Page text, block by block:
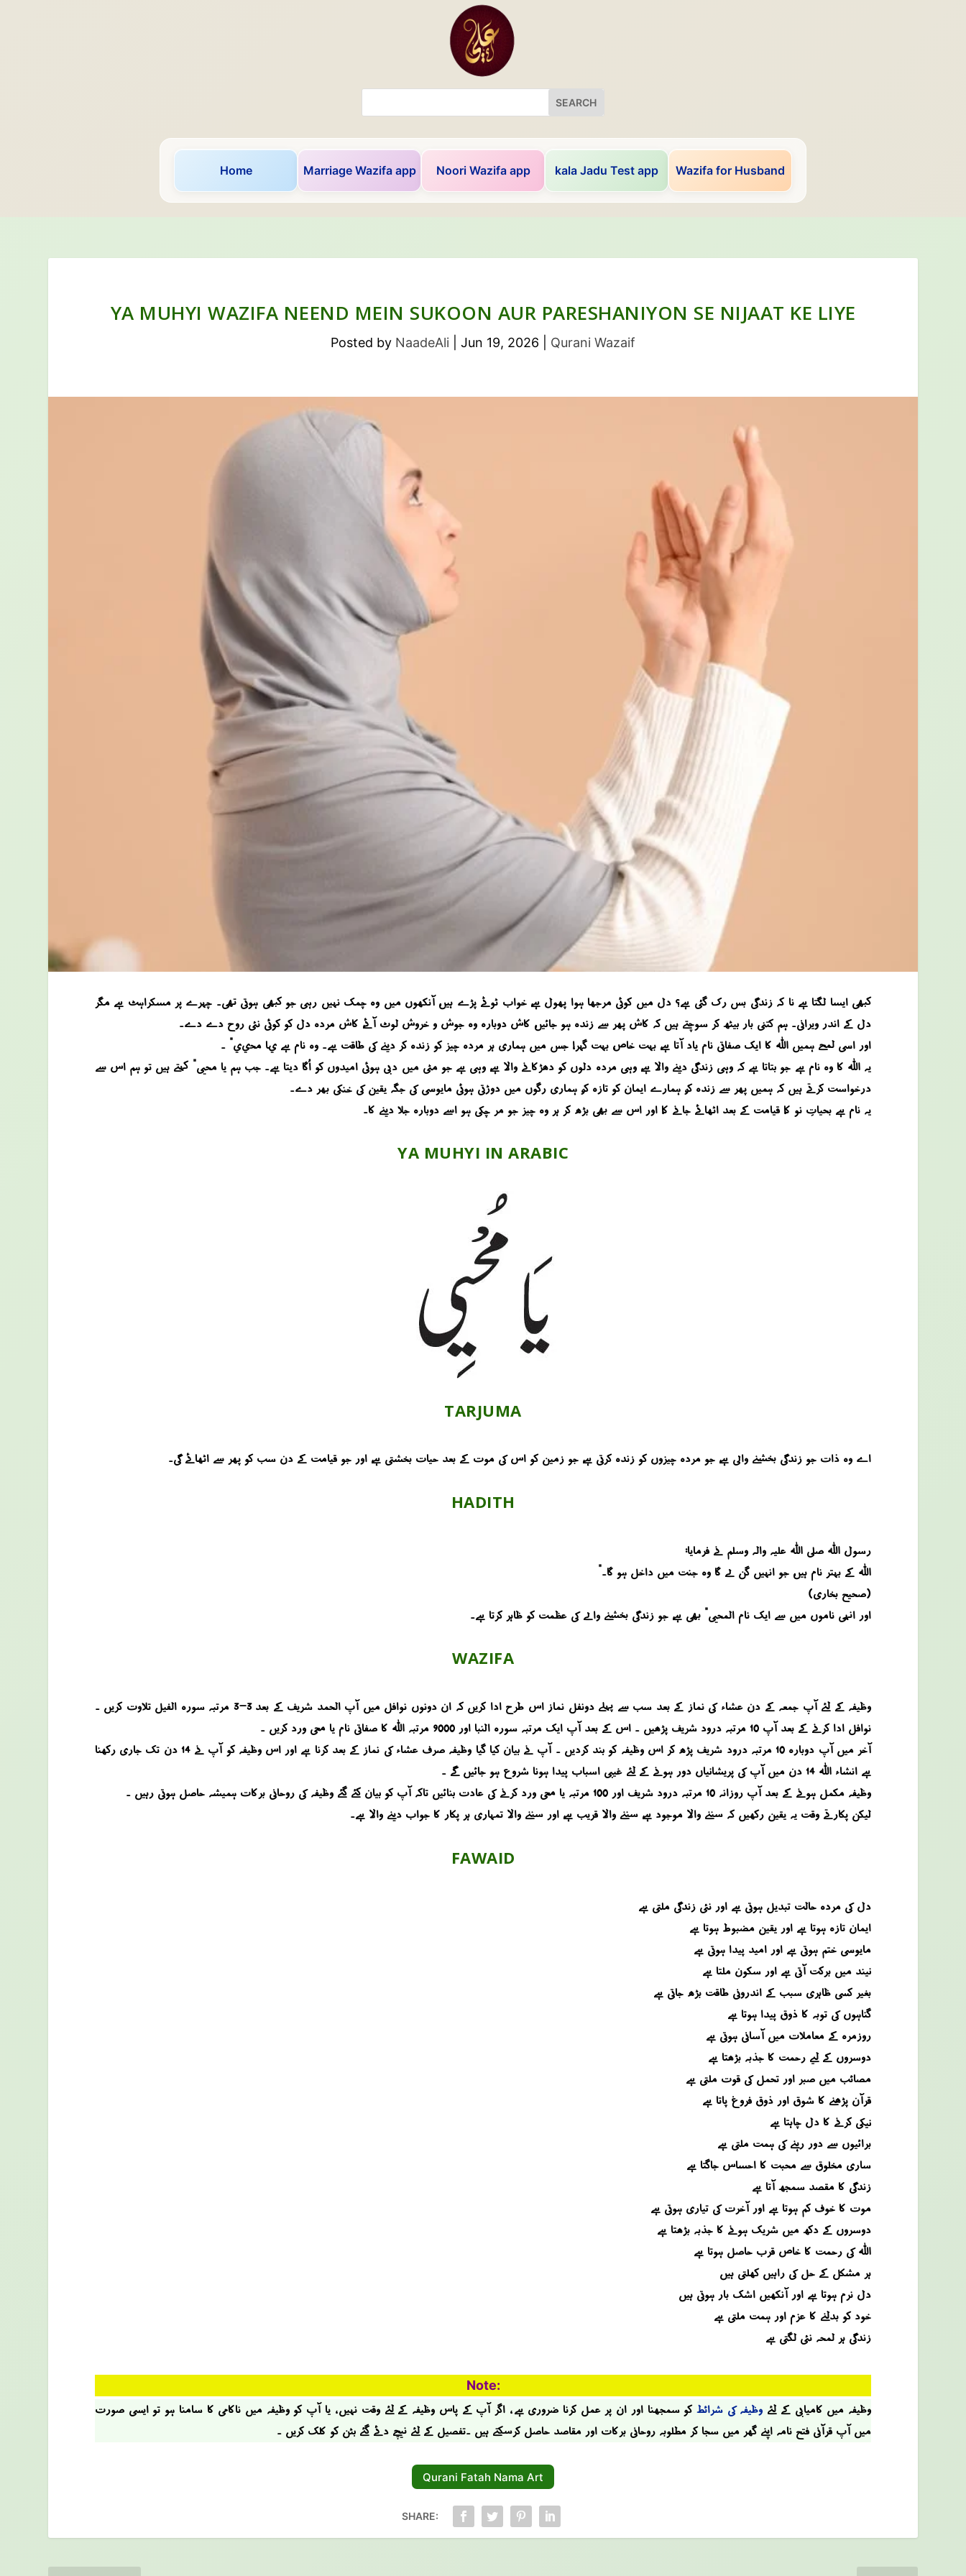
Home Marriage Wazifa app Noori Wazifa app kala Jadu Test app Wazifa for Husband
YA MUHYI WAZIFA NEEND MEIN SUKOON AUR PARESHANIYON SE NIJAAT KE LIYE
Posted by NaadeAli Jun 19, 2026 Qurani Wazaif
کبھی ایسا لگتا ہے نا کہ زندگی بس رک گئی ہے؟ دل میں کوئی مرجھا ہوا پھول ہے، خواب ٹوٹے پڑے ہیں، آنکھوں میں وہ چمک نہیں رہی جو کبھی ہوتی تھی۔ چہرے پر مسکراہٹ ہے مگر
دل کے اندر ویرانی۔ ہم کتنی بار بیٹھ کر سوچتے ہیں کہ کاش پھر سے زندہ ہو جائیں، کاش دوبارہ وہ جوش و خروش لوٹ آئے، کاش مردہ دل کو کوئی نئی روح دے دے۔
اور اسی لمحے ہمیں اللہ کا ایک صفاتی نام یاد آتا ہے، بہت خاص، بہت گہرا، جس میں ہماری ہر مردہ چیز کو زندہ کر دینے کی طاقت ہے۔ وہ نام ہے “يا محيي” ۔
یہ اللہ کا وہ نام ہے جو بتاتا ہے کہ وہی زندگی دینے والا ہے، وہی مردہ دلوں کو دھڑکانے والا ہے، وہی ہے جو مٹی میں دبی ہوئی امیدوں کو اُگا دیتا ہے۔ جب ہم “یا محیی” کہتے ہیں تو ہم اس سے
درخواست کرتے ہیں کہ ہمیں پھر سے زندہ کر، ہمارے ایمان کو تازہ کر، ہماری رگوں میں دوڑتی ہوئی مایوسی کی جگہ یقین کی خنکی بھر دے۔
یہ نام ہے بحیاتِ نو کا، قیامت کے بعد اٹھائے جانے کا، اور اس سے بھی بڑھ کر ہر وہ چیز جو مر چکی ہو اسے دوبارہ جِلا دینے کا۔
YA MUHYI IN ARABIC
TARJUMA
اے وہ ذات جو زندگی بخشنے والی ہے، جو مردہ چیزوں کو زندہ کرتی ہے، جو زمین کو اس کی موت کے بعد حیات بخشتی ہے، اور جو قیامت کے دن سب کو پھر سے اٹھائے گی۔
HADITH
رسول اللہ صلی اللہ علیہ والہ وسلم نے فرمایا:
“اللہ کے بہتر نام ہیں، جو انہیں گن لے گا وہ جنت میں داخل ہو گا۔”
(صحیح بخاری)
اور انہی ناموں میں سے ایک نام “المحیی” بھی ہے، جو زندگی بخشنے والے کی عظمت کو ظاہر کرتا ہے۔
WAZIFA
وظیفہ کے لئے آپ جمعہ کے دن عشاء کی نماز کے بعد سب سے پہلے دونفل نماز اس طرح ادا کریں کہ ان دونوں نوافل میں آپ الحمد شریف کے بعد 3-3 مرتبہ سورہ الفیل تلاوت کریں ۔
نوافل ادا کرنے کے بعد آپ 10 مرتبہ درود شریف پڑھیں ۔ اس کے بعد آپ ایک مرتبہ سورہ النبا اور 9000 مرتبہ اللہ کا صفاتی نام یا محی ورد کریں ۔
آخر میں آپ دوبارہ 10 مرتبہ درود شریف پڑھ کر اس وظیفہ کو بند کردیں ۔ آپ نے بیان کیا گیا وظیفہ صرف عشاء کی نماز کے بعد کرنا ہے اور اس وظیفہ کو آپ نے 14 دن تک جاری رکھنا
ہے انشاء اللہ 14 دن میں آپ کی پریشانیاں دور ہونے کے لئے غیبی اسباب پیدا ہونا شروع ہو جائیں گے ۔
وظیفہ مکمل ہونے کے بعد آپ روزانہ 10 مرتبہ درود شریف اور 100 مرتبہ یا محی ورد کرنے کی عادت بنائیں تاکہ آپ کو بیان کئے گئے وظیفہ کی روحانی برکات ہمیشہ حاصل ہوتی رہیں ۔
لیکن پکارتے وقت یہ یقین رکھیں کہ سننے والا موجود ہے، سننے والا قریب ہے، اور سننے والا تمہاری ہر پکار کا جواب دینے والا ہے۔
FAWAID
دل کی مردہ حالت تبدیل ہوتی ہے اور نئی زندگی ملتی ہے
ایمان تازہ ہوتا ہے اور یقین مضبوط ہوتا ہے
مایوسی ختم ہوتی ہے اور امید پیدا ہوتی ہے
نیند میں برکت آتی ہے اور سکون ملتا ہے
بغیر کسی ظاہری سبب کے اندرونی طاقت بڑھ جاتی ہے
گناہوں کی توبہ کا ذوق پیدا ہوتا ہے
روزمرہ کے معاملات میں آسانی ہوتی ہے
دوسروں کے لیے رحمت کا جذبہ بڑھتا ہے
مصائب میں صبر اور تحمل کی قوت ملتی ہے
قرآن پڑھنے کا شوق اور ذوق فروغ پاتا ہے
نیکی کرنے کا دل چاہتا ہے
برائیوں سے دور رہنے کی ہمت ملتی ہے
ساری مخلوق سے محبت کا احساس جاگتا ہے
زندگی کا مقصد سمجھ آتا ہے
موت کا خوف کم ہوتا ہے اور آخرت کی تیاری ہوتی ہے
دوسروں کے دکھ میں شریک ہونے کا جذبہ بڑھتا ہے
اللہ کی رحمت کا خاص قرب حاصل ہوتا ہے
ہر مشکل کے حل کی راہیں کھلتی ہیں
دل نرم ہوتا ہے اور آنکھیں اشک بار ہوتی ہیں
خود کو بدلنے کا عزم اور ہمت ملتی ہے
زندگی ہر لمحہ نئی لگتی ہے
Note:
وظیفہ میں کامیابی کے لئے وظیفہ کی شرائط کو سمجھنا اور ان پر عمل کرنا ضروری ہے ، اگر آپ کے پاس وظیفہ کے لئے وقت نہیں ، یا آپ کو وظیفہ میں ناکامی کا سامنا ہو تو ایسی صؤرت
میں آپ قرآنی فتح نامہ اپنے گھر میں سجا کر مطلوبہ روحانی برکات اور مقاصد حاصل کرسکتے ہیں ۔تفصیل کے لئے نیچے دئے گئے بٹن کو کلک کریں ۔
Qurani Fatah Nama Art
SHARE: